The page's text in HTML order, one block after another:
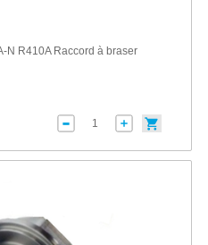
N R410A Raccord à braser